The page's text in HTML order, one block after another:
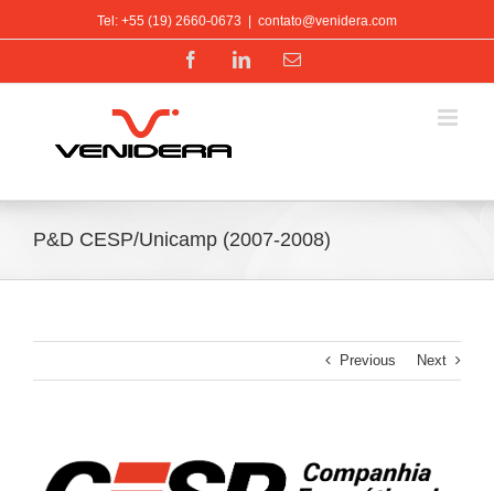
Tel: +55 (19) 2660-0673 contato@venidera.com
FacebookLinkedInE-
P&D CESP/Unicamp (2007-2008)
Previous Next
Larger